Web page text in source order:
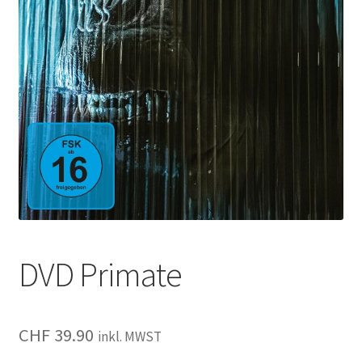
DVD Primate
CHF39.90 inkl. MWST